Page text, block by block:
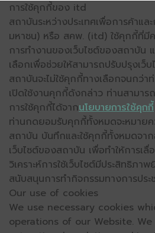
การใช้คุกกี้ของ itd
สถาบันระหว่างประเทศเพื่อการค้าแ
มหาชน) หรือ สคพ. (itd) ใช้คุกกี้ที่มี
การทำงานของเว็บไซต์ของสถาบัน
เลือกเพื่อช่วยให้สามารถปรับปรุงเ
สถาบันจะไม่ใช้คุกกี้ทางเลือกจนกว่
เปิดใช้งานคุกกี้ดังกล่าว ท่านสามาร
การใช้คุกกี้ได้จากนโยบายการใช้คุกกี้
ท่านกดยอมรับคุกกี้ทั้งหมดจะหมาย
สถาบัน บันทึกและใช้คุกกี้ทั้งหมดจา
เว็บไซต์ของสถาบัน เพื่อทำให้การเลื่
วิเคราะห์การใช้เว็บไซต์มีประสิทธิภ
สนับสนุนการทำกิจกรรมทางการปร
Our use of cookies
We use necessary cookies
operations of our Website.